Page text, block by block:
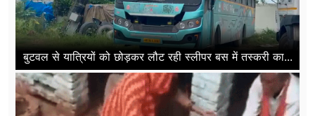
बुटवल से यात्रियों को छोड़कर लौट रही स्लीपर बस में तस्करी का...